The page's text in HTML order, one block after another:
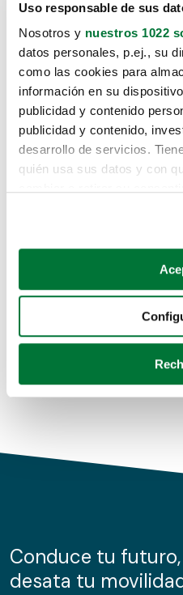
Uso responsable de sus
Nosotros y nuestros 1022
datos personales, p.ej., su
como las cookies para
información en su
publicidad y contenido
publicidad y contenido,
desarrollo de servicios.
quién usa sus datos y con
Si lo permite, también
Recopilar información
Identificar su
para buscar
Obtenga más información
de cookies.
información sobre el uso
nuestros partners de redes
Lo sentimos, no
te hemos
Pero puedes encontrar el
buscando en alguno de
Coches de segunda mano
Coches de km0
Conduce tu futuro,
desata tu